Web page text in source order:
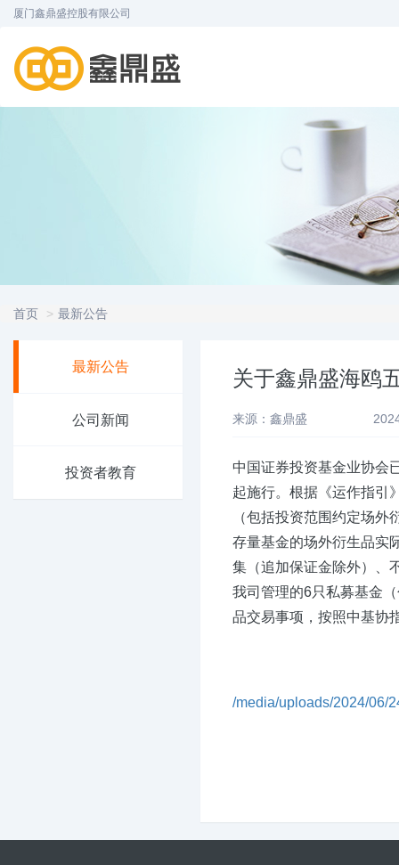
厦门鑫鼎盛控股有限公司
首页 最新公告
最新公告
公司新闻
投资者教育
关于鑫鼎盛海鸥
来源：鑫鼎盛
中国证券投资基金业协会
起施行。根据《运作指引
（包括投资范围约定场
存量基金的场外衍生品实
集（追加保证金除外）、
我司管理的6只私募基金
品交易事项，按照中基协
/media/uploads/2024/06/